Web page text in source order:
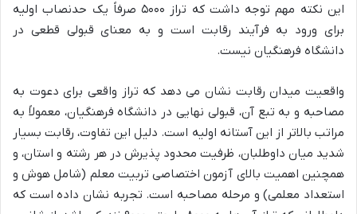
این نکته مهم توجه داشت که تراز ۵۰۰۰ صرفاً یک حدنصاب اولیه
برای ورود به فرآیند رقابت است و به معنای قبولی قطعی در
دانشگاه فرهنگیان نیست.
واقعیت میدان رقابت نشان می دهد که تراز واقعی برای دعوت به
مصاحبه و به تبع آن، قبولی نهایی در دانشگاه فرهنگیان، معمولاً به
مراتب بالاتر از این آستانه اولیه است. دلیل این تفاوت، رقابت بسیار
شدید میان داوطلبان، ظرفیت محدود پذیرش در هر رشته و استان، و
همچنین اهمیت بالای آزمون اختصاصی تربیت معلم (شامل هوش و
استعداد معلمی) و مرحله مصاحبه است. تجربه نشان داده است که